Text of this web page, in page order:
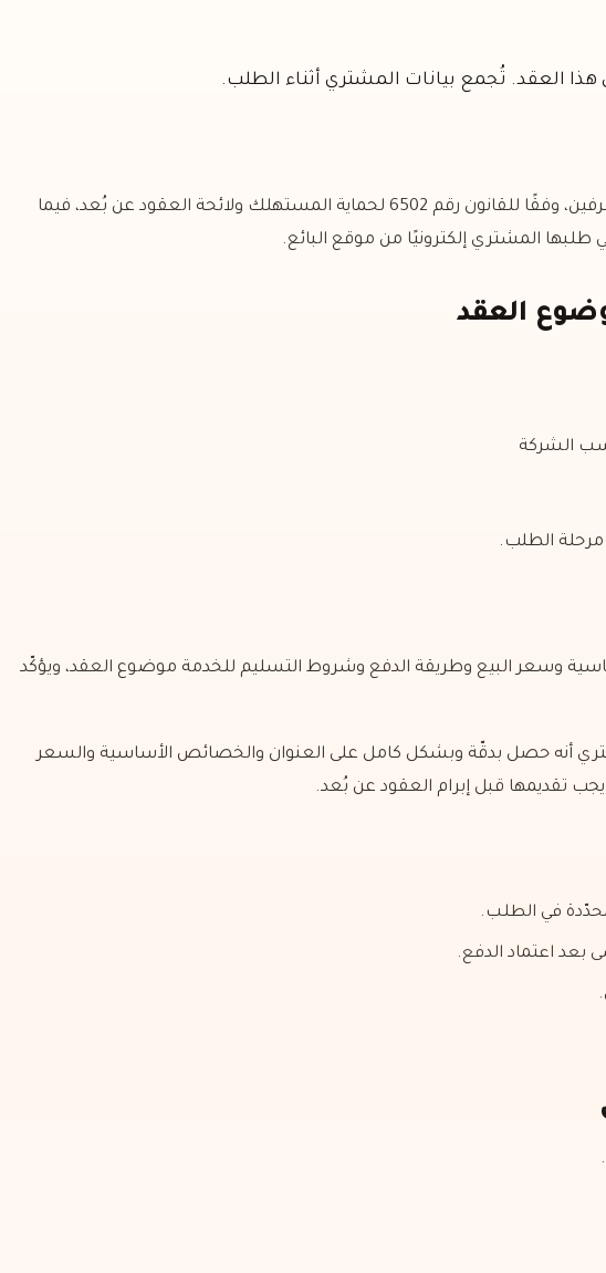
العقد. تُجمع بيانات المشتري أثناء الطلب.
موضوع هذا العقد هو تحديد حقوق والتزامات الطرفين، وفقًا للقانون رقم 6502 لحماية المستهلك ولائحة العقود عن بُعد، فيما
الشركة
الطلب.
وسعر البيع وطريقة الدفع وشروط التسليم للخدمة موضوع العقد، ويؤكّد
المشتري أنه حصل بدقّة وبشكل كامل على العنوان والخصائص الأساسية والسعر
تقديمها قبل إبرام العقود عن بُعد.
في الطلب.